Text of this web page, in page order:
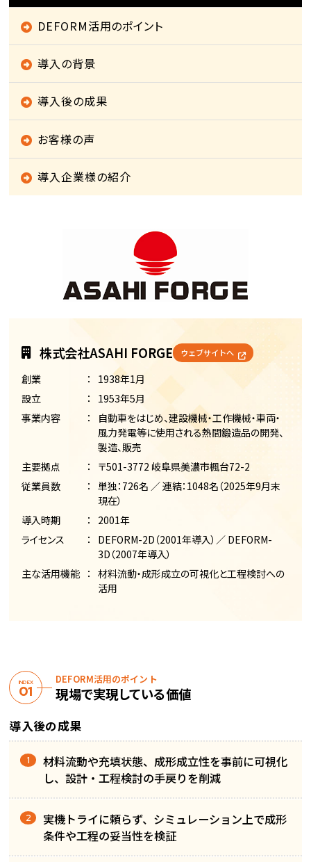
DEFORM活用のポイント
導入の背景
導入後の成果
お客様の声
導入企業様の紹介
株式会社ASAHI FORGE ウェブサイトへ
創業
1938年1月
設立
1953年5月
事業内容
自動車をはじめ、建設機械・工作機械・車両・
風力発電等に使用される熱間鍛造品の開発、
製造、販売
主要拠点
〒501-3772 岐阜県美濃市楓台72-2
従業員数
単独：726名 ／ 連結：1048名（2025年9月末
現在）
導入時期
2001年
ライセンス
DEFORM-2D（2001年導入）／ DEFORM-
3D（2007年導入）
主な活用機能
材料流動・成形成立の可視化と工程検討への
活用
INDEX DEFORM活用のポイント
現場で実現している価値
導入後の成果
材料流動や充填状態、成形成立性を事前に可視化
し、設計・工程検討の手戻りを削減
実機トライに頼らず、シミュレーション上で成形
条件や工程の妥当性を検証